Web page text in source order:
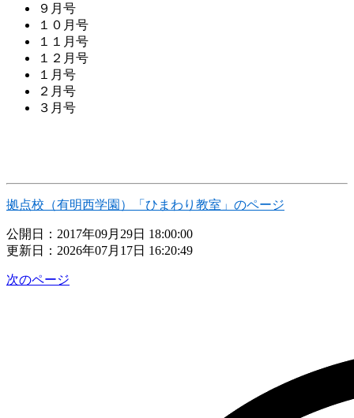
９月号
１０月号
１１月号
１２月号
１月号
２月号
３月号
拠点校（有明西学園）「ひまわり教室」のページ
公開日：2017年09月29日 18:00:00
更新日：2026年07月17日 16:20:49
次のページ